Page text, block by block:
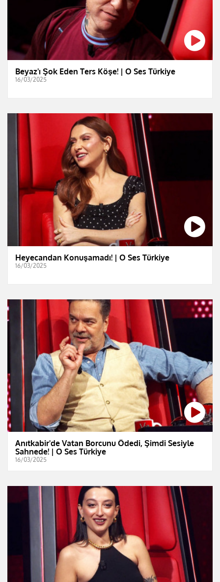
Beyaz'ı Şok Eden Ters Köşe! | O Ses Türkiye
16/03/2025
Heyecandan Konuşamadı! | O Ses Türkiye
16/03/2025
Anıtkabir'de Vatan Borcunu Ödedi, Şimdi Sesiyle
Sahnede! | O Ses Türkiye
16/03/2025